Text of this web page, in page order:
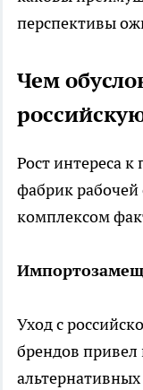
перспективы
Чем
Рост интереса
фабрик
комплексом
Уход с
брендов привел